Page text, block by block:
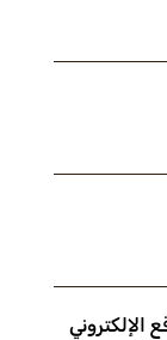
الإلكتروني